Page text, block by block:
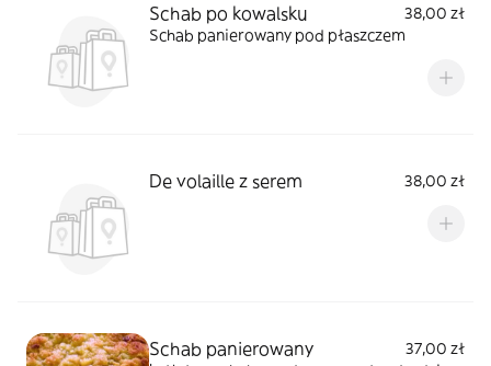
Schab po kowalsku
38,00 zł
Schab panierowany pod płaszczem
De volaille z serem 38,00 zł
Schab panierowany
37,00 zł